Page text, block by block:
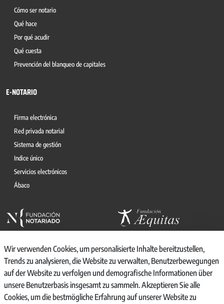
Cómo ser notario
Qué hace
Por qué acudir
Qué cuesta
Prevención del blanqueo de capitales
E-NOTARIO
Firma electrónica
Red privada notarial
Sistema de gestión
Indice único
Servicios electrónicos
Ábaco
© 2026, CONSEJO GENERAL DEL NOTARIO
CANAL INTERNO DE INFORMACIÓN
Wir verwenden Cookies, um personalisierte Inhalte bereitzustellen,
Trends zu analysieren, die Website zu verwalten, Benutzerbewegungen
auf der Website zu verfolgen und demografische Informationen über
unsere Benutzerbasis insgesamt zu sammeln. Akzeptieren Sie alle
Cookies, um die bestmögliche Erfahrung auf unserer Website zu